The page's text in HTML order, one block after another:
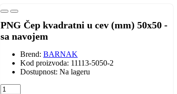
PNG Čep kvadratni u cev (mm) 50x50 -
sa navojem
Brend: BARNAK
Kod proizvoda: 11113-5050-2
Dostupnost: Na lageru